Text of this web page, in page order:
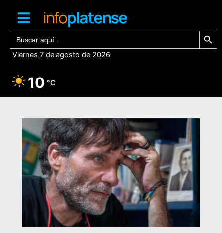
contenido
Buscar: Botón de
Viernes 7 de agosto de 2026
10 °C